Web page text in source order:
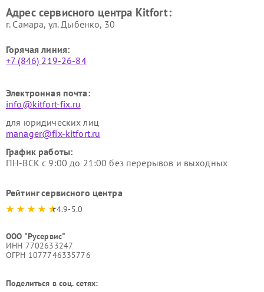
Kitfort
Kitfort
Адрес сервисного центра Kitfort:
г. Самара, ул. Дыбенко, 30
Горячая линия:
+7 (846) 219-26-84
Электронная почта:
info@kitfort-fix.ru
для юридических лиц
manager@fix-kitfort.ru
График работы:
ПН-ВСК с 9:00 до 21:00 без перерывов и выходных
Рейтинг сервисного центра
4.9-5.0
ООО "Русервис"
ИНН 7702633247
ОГРН 1077746335776
Поделиться в соц. сетях: